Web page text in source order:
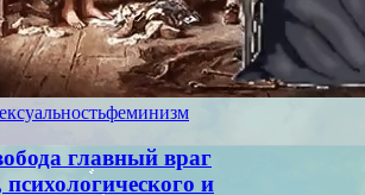
феминизм
главный враг
и